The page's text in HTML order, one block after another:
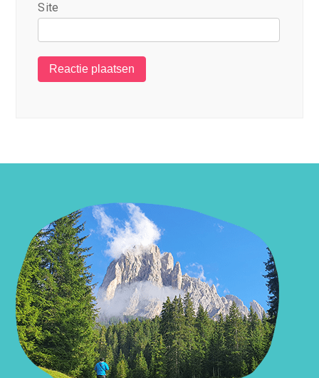
Site